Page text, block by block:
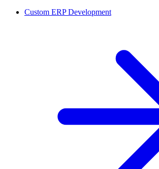
Custom ERP Development